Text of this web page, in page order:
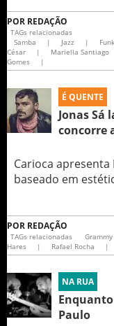
POR REDAÇÃO
TAGs relacionadas
Samba
| Jazz | Funk
César
| Mariella Santiago
Gomes
|
É QUENTE
Jonas Sá
concorre
Carioca
baseado em
POR REDAÇÃO
TAGs relacionadas
Hares
| Rafael Rocha |
NA RUA
Paulo